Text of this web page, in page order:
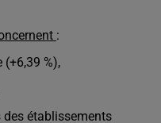
:
%),
établissements